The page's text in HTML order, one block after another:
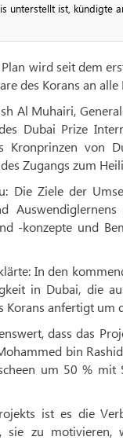
unterstellt ist, kündigte
wird seit dem
des Korans an
Al Muhairi,
Dubai Prize
Kronprinzen von
Zugangs zum
Die Ziele der
-konzepte und
In den
in Dubai, die
Korans anfertigt um
dass das
bin
um 50 %
ist es die
sie zu motivieren,